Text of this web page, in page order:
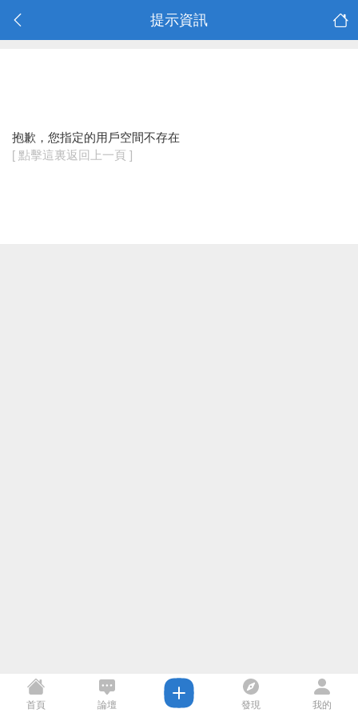
提示資訊
抱歉，您指定的用戶空間不存在
[ 點擊這裏返回上一頁 ]
首頁 論壇 發現 我的